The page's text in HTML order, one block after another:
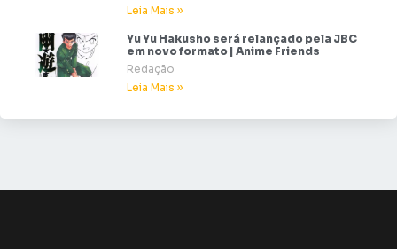
Leia Mais »
Yu Yu Hakusho será relançado pela JBC
em novo formato | Anime Friends
Redação
Leia Mais »